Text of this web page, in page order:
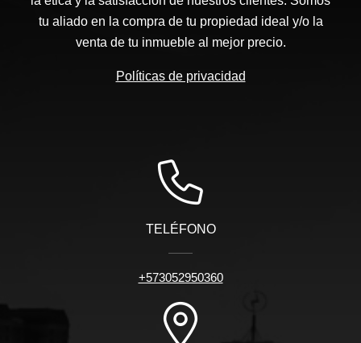
tu aliado en la compra de tu propiedad ideal y/o la
venta de tu inmueble al mejor precio.
Políticas de privacidad
TELÉFONO
+573052950360